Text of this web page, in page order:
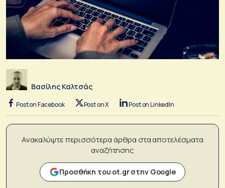
Βασίλης Καλτσάς
Post on Facebook Post on X Post on LinkedIn
Ανακαλύψτε περισσότερα άρθρα στα αποτελέσματα
αναζήτησης
Προσθήκη του ot.gr στην Google